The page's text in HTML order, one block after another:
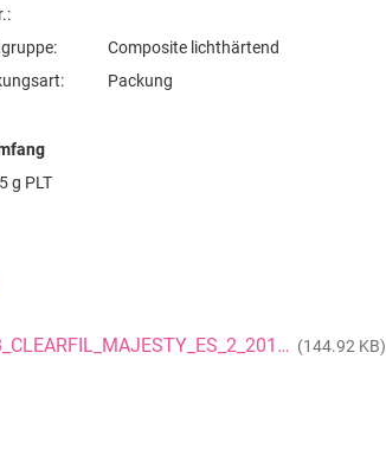
Composite lichthärtend
Packung
g PLT
SDB_CLEARFIL_MAJESTY_ES_2_20161114_DE (144.92 KB)